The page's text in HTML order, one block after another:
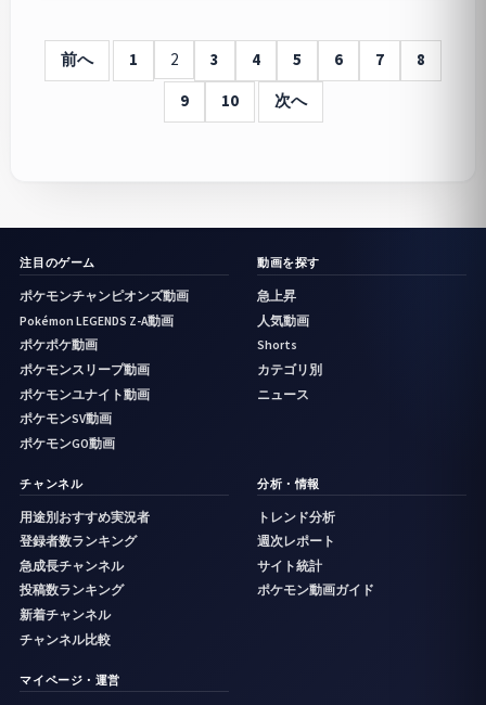
前へ 1 2 3 4 5 6 7
8
9
10 次へ
注目のゲーム
ポケモンチャンピオンズ動画
Pokémon LEGENDS Z-A動画
ポケポケ動画
ポケモンスリープ動画
ポケモンユナイト動画
ポケモンSV動画
ポケモンGO動画
動画を探す
急上昇
人気動画
Shorts
カテゴリ別
ニュース
チャンネル
用途別おすすめ実況者
登録者数ランキング
急成長チャンネル
投稿数ランキング
新着チャンネル
チャンネル比較
分析・情報
トレンド分析
週次レポート
サイト統計
ポケモン動画ガイド
マイページ・運営